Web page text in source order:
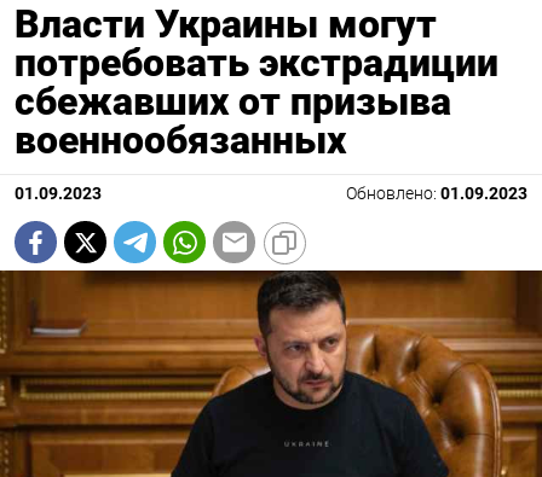
Власти Украины могут
потребовать экстрадиции
сбежавших от призыва
военнообязанных
01.09.2023 Обновлено: 01.09.2023